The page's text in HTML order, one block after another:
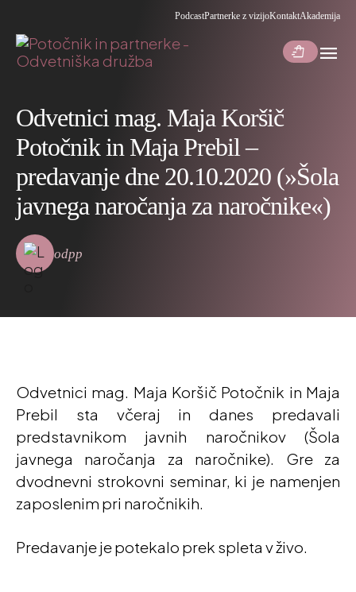
PodcastPartnerke z vizijoKontaktAkademija
shopping_bag_speed menu
Odvetnici mag. Maja Koršič
Potočnik in Maja Prebil –
predavanje dne 20.10.2020 (»Šola
javnega naročanja za naročnike«)
odpp
Odvetnici mag. Maja Koršič Potočnik in Maja
Prebil sta včeraj in danes predavali
predstavnikom javnih naročnikov (Šola
javnega naročanja za naročnike). Gre za
dvodnevni strokovni seminar, ki je namenjen
zaposlenim pri naročnikih.
Predavanje je potekalo prek spleta v živo.